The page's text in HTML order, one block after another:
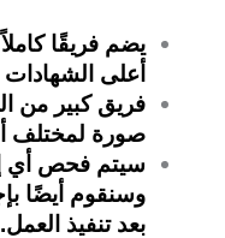
يضم فريقًا
أعلى الشهادات
فريق كبير من
صورة لمختلف
سيتم فحص أي
وسنقوم أيضًا
بعد تنفيذ العمل.